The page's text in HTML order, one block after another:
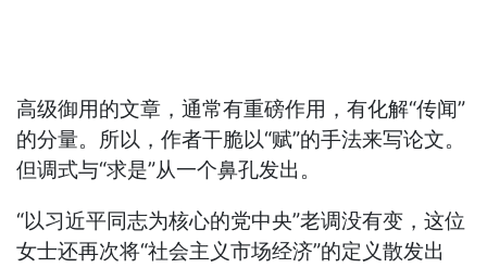
高级御用的文章，通常有重磅作用，有化解“传闻”
的分量。所以，作者干脆以“赋”的手法来写论文。
但调式与“求是”从一个鼻孔发出。
“以习近平同志为核心的党中央”老调没有变，这位
女士还再次将“社会主义市场经济”的定义散发出